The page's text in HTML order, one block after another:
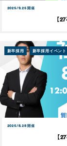
2025/9.25 開催
【
新卒採用 新卒採用イベント
2025/8.28 開催
【